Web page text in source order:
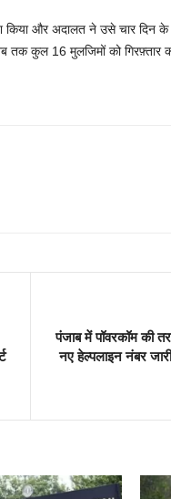
किया और अदालत ने उसे चार दिन के
तक कुल 16 मुलजिमों को गिरफ़्तार
पंजाब में पॉवरकॉम की
नए हेल्पलाइन नंबर